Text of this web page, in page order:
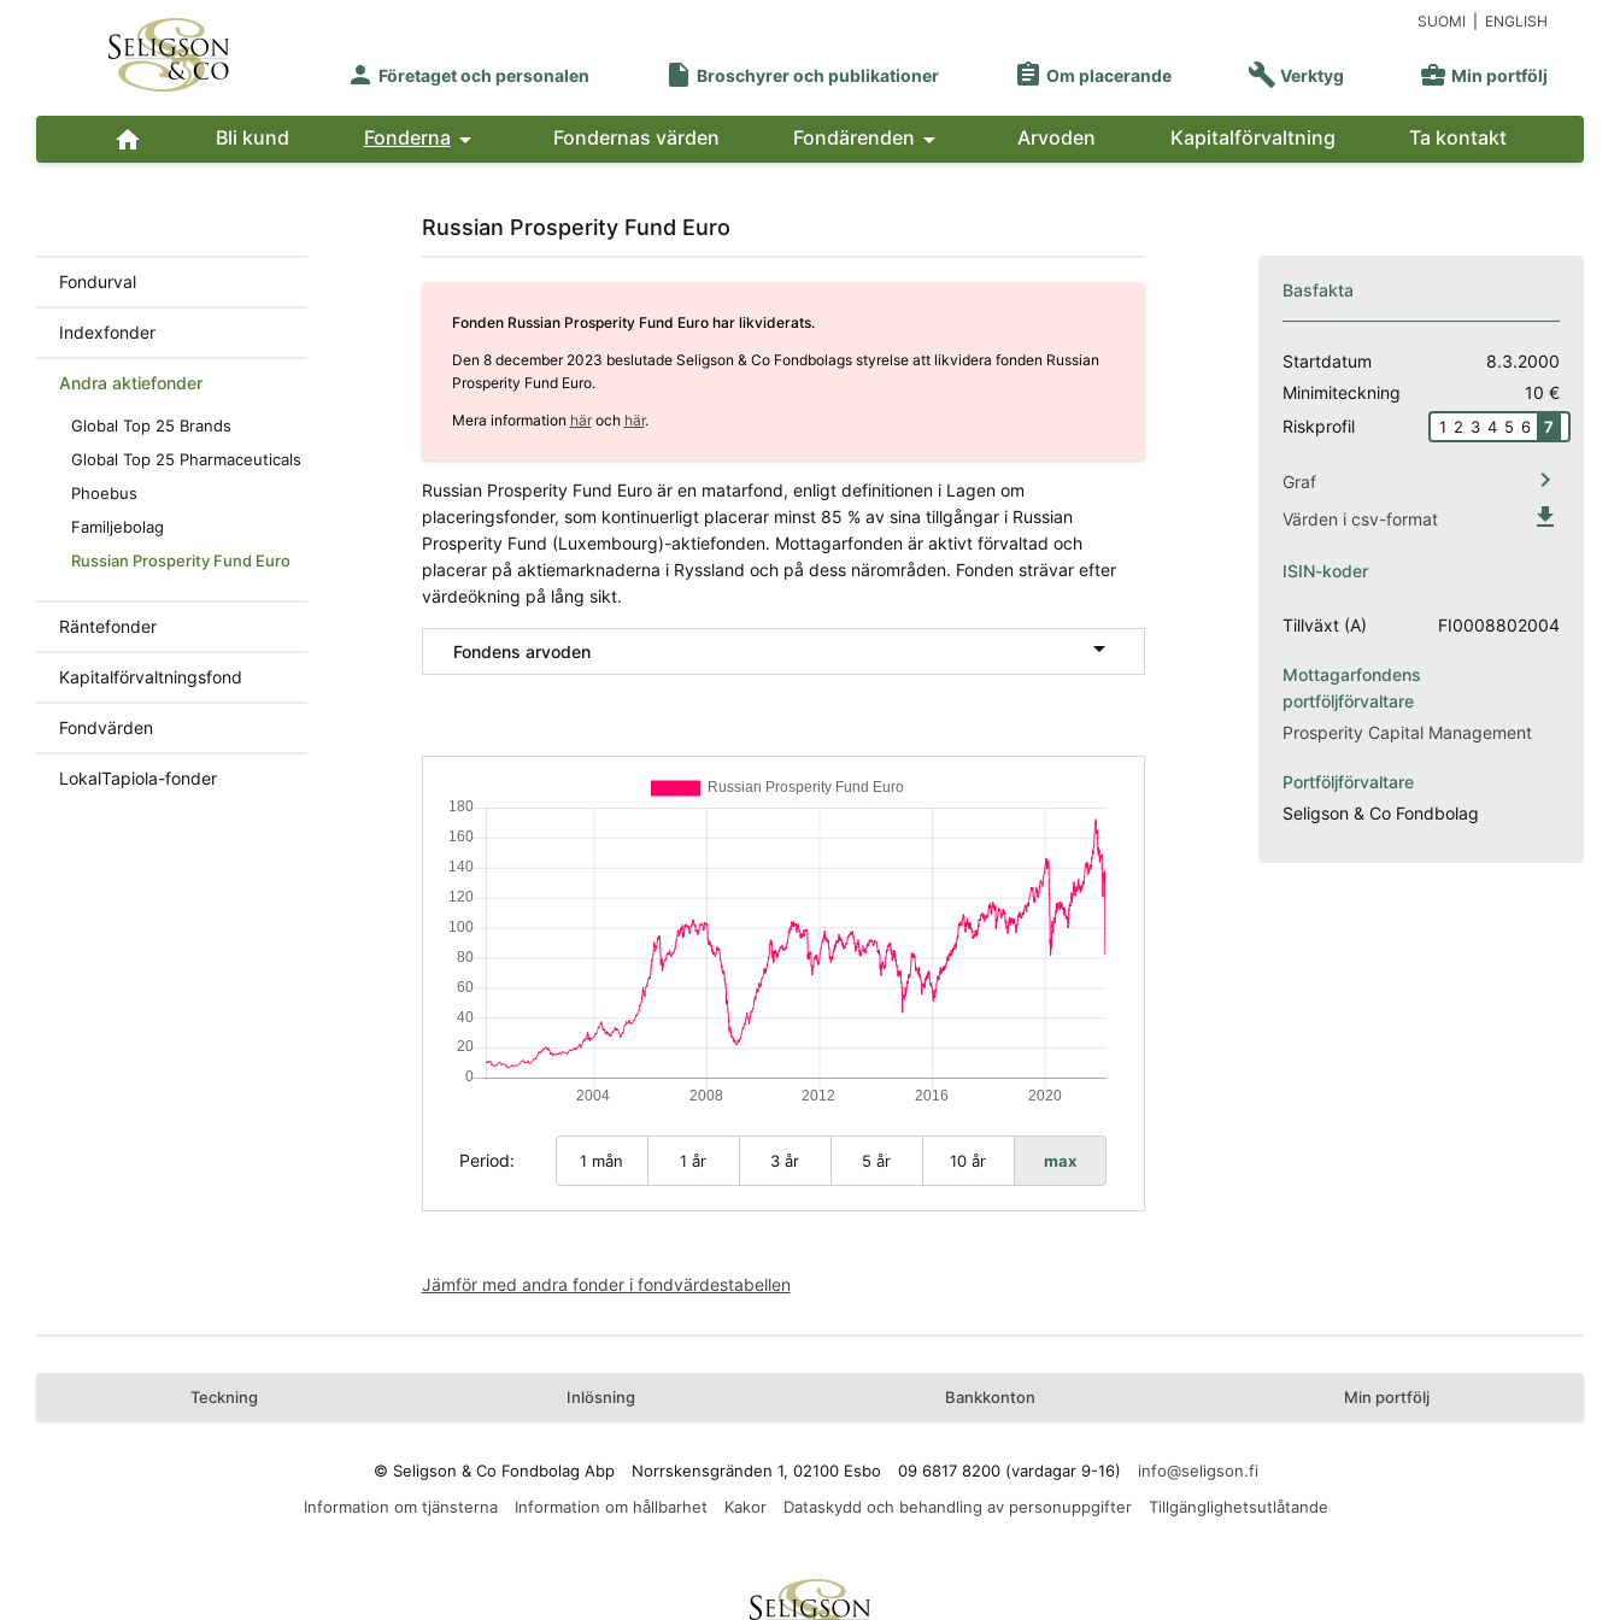
SUOMI ENGLISH
 Företaget och personalen  Broschyrer och publikationer  Om placerande  Verktyg  Min portfölj
 Bli kund Fonderna Fondernas värden Fondärenden  Arvoden Kapitalförvaltning Ta kontakt
Fondurval
Indexfonder
Andra aktiefonder
Global Top 25 Brands
Global Top 25 Pharmaceuticals
Phoebus
Familjebolag
Russian Prosperity Fund Euro
Räntefonder
Kapitalförvaltningsfond
Fondvärden
LokalTapiola-fonder
Russian Prosperity Fund Euro
Fonden Russian Prosperity Fund Euro har likviderats.
Den 8 december 2023 beslutade Seligson & Co Fondbolags styrelse att likvidera fonden Russian
Prosperity Fund Euro.
Mera information häroch här.
Russian Prosperity Fund Euro är en matarfond, enligt definitionen i Lagen om
placeringsfonder, som kontinuerligt placerar minst 85 % av sina tillgångar i Russian
Prosperity Fund (Luxembourg)-aktiefonden. Mottagarfonden är aktivt förvaltad och
placerar på aktiemarknaderna i Ryssland och på dess närområden. Fonden strävar efter
värdeökning på lång sikt.
Fondens arvoden 
Period: 1 mån 1 år 3 år 5 år 10 år max
Jämför med andra fonder i fondvärdestabellen
Basfakta
Startdatum
8.3.2000
Minimiteckning
10 €
Riskprofil
1 2 3 4 5 6 7
Graf 
Värden i csv-format 
ISIN-koder
Tillväxt (A) FI0008802004
Mottagarfondens
portföljförvaltare
Prosperity Capital Management
Portföljförvaltare
Seligson & Co Fondbolag
Teckning Inlösning Bankkonton Min portfölj
© Seligson & Co Fondbolag Abp Norrskensgränden 1, 02100 Esbo
09 6817 8200 (vardagar 9-16)
Information om tjänsterna
Information om hållbarhet Kakor Dataskydd och behandling av personuppgifter Tillgänglighetsutlåtande